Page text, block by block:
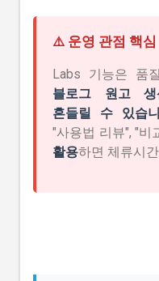
⚠️ 운영 관점 핵심
Labs 기능은 품
블로그 원고 생
흔들릴 수 있습
"사용법 리뷰", "비
활용하면 체류시